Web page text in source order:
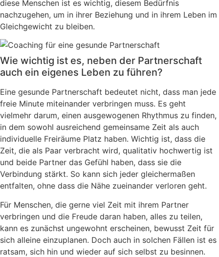
diese Menschen ist es wichtig, diesem Bedürfnis
nachzugehen, um in ihrer Beziehung und in ihrem Leben im
Gleichgewicht zu bleiben.
Wie wichtig ist es, neben der Partnerschaft
auch ein eigenes Leben zu führen?
Eine gesunde Partnerschaft bedeutet nicht, dass man jede
freie Minute miteinander verbringen muss. Es geht
vielmehr darum, einen ausgewogenen Rhythmus zu finden,
in dem sowohl ausreichend gemeinsame Zeit als auch
individuelle Freiräume Platz haben. Wichtig ist, dass die
Zeit, die als Paar verbracht wird, qualitativ hochwertig ist
und beide Partner das Gefühl haben, dass sie die
Verbindung stärkt. So kann sich jeder gleichermaßen
entfalten, ohne dass die Nähe zueinander verloren geht.
Für Menschen, die gerne viel Zeit mit ihrem Partner
verbringen und die Freude daran haben, alles zu teilen,
kann es zunächst ungewohnt erscheinen, bewusst Zeit für
sich alleine einzuplanen. Doch auch in solchen Fällen ist es
ratsam, sich hin und wieder auf sich selbst zu besinnen.